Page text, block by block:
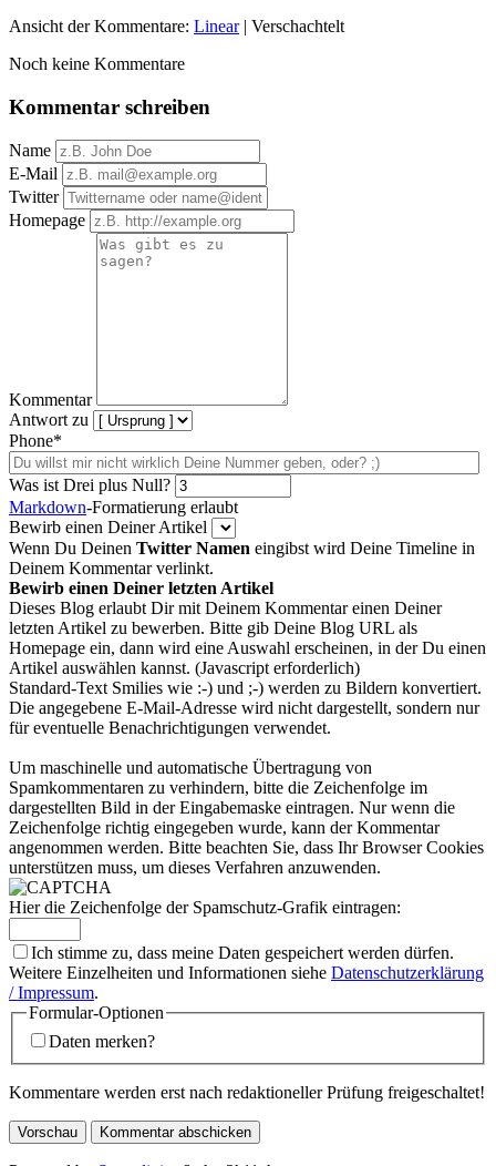
Ansicht der Kommentare: Linear| Verschachtelt
Noch keine Kommentare
Kommentar schreiben
Name
E-Mail
Twitter
Homepage
Kommentar
Antwort zu
Phone*
Was ist Drei plus Null?
Markdown-Formatierung erlaubt
Bewirb einen Deiner Artikel
Wenn Du Deinen Twitter Namen eingibst wird Deine Timeline in
Deinem Kommentar verlinkt.
Bewirb einen Deiner letzten Artikel
Dieses Blog erlaubt Dir mit Deinem Kommentar einen Deiner
letzten Artikel zu bewerben. Bitte gib Deine Blog URL als
Homepage ein, dann wird eine Auswahl erscheinen, in der Du einen
Artikel auswählen kannst. (Javascript erforderlich)
Standard-Text Smilies wie :-) und ;-) werden zu Bildern konvertiert.
Die angegebene E-Mail-Adresse wird nicht dargestellt, sondern nur
für eventuelle Benachrichtigungen verwendet.
Um maschinelle und automatische Übertragung von
Spamkommentaren zu verhindern, bitte die Zeichenfolge im
dargestellten Bild in der Eingabemaske eintragen. Nur wenn die
Zeichenfolge richtig eingegeben wurde, kann der Kommentar
angenommen werden. Bitte beachten Sie, dass Ihr Browser Cookies
unterstützen muss, um dieses Verfahren anzuwenden.
Hier die Zeichenfolge der Spamschutz-Grafik eintragen:
Ich stimme zu, dass meine Daten gespeichert werden dürfen.
Weitere Einzelheiten und Informationen siehe Datenschutzerklärung
/ Impressum.
Formular-Optionen
Daten merken?
Kommentare werden erst nach redaktioneller Prüfung freigeschaltet!